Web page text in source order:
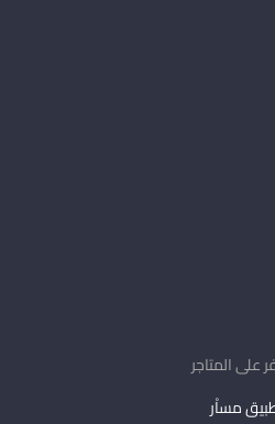
على المتاجر
مساْر